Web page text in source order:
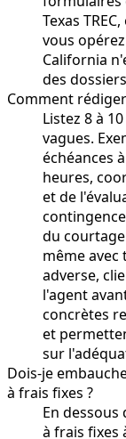
Texas
vous
California
des
Comment
Listez 8 à
vagues.
échéances
heures,
et de
du
même
adverse,
l'agent
concrètes
et
sur
Dois-je
à frais fixes ?
En dessous
à frais fixes